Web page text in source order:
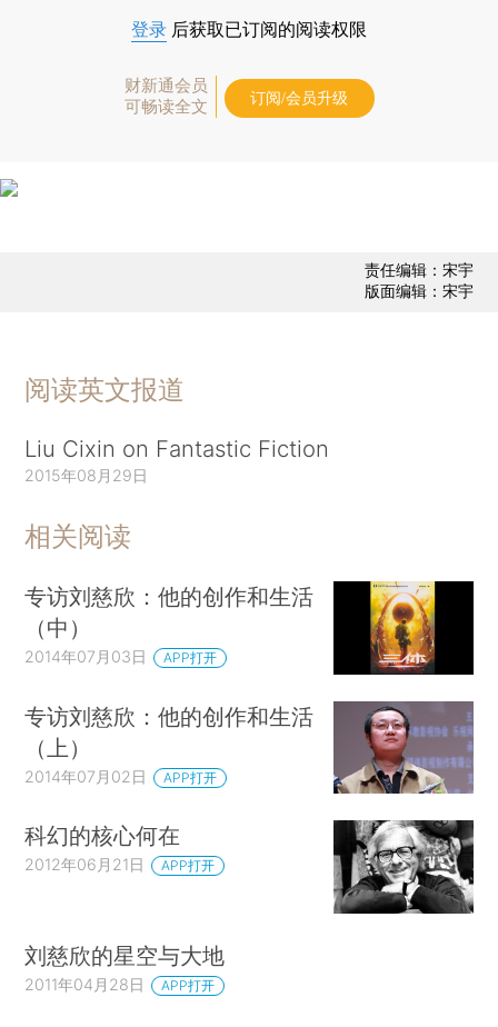
登录 后获取已订阅的阅读权限
财新通会员
可畅读全文
订阅/会员升级
责任编辑：宋宇
版面编辑：宋宇
阅读英文报道
Liu Cixin on Fantastic Fiction
2015年08月29日
相关阅读
专访刘慈欣：他的创作和生活
（中）
2014年07月03日 APP打开
专访刘慈欣：他的创作和生活
（上）
2014年07月02日 APP打开
科幻的核心何在
2012年06月21日 APP打开
刘慈欣的星空与大地
2011年04月28日 APP打开